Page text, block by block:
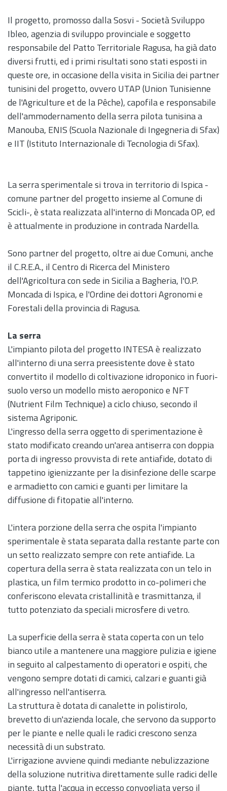
Il progetto, promosso dalla Sosvi - Società Sviluppo
Ibleo, agenzia di sviluppo provinciale e soggetto
responsabile del Patto Territoriale Ragusa, ha già dato
diversi frutti, ed i primi risultati sono stati esposti in
queste ore, in occasione della visita in Sicilia dei partner
tunisini del progetto, ovvero UTAP (Union Tunisienne
de l'Agriculture et de la Pêche), capofila e responsabile
dell'ammodernamento della serra pilota tunisina a
Manouba, ENIS (Scuola Nazionale di Ingegneria di Sfax)
e IIT (Istituto Internazionale di Tecnologia di Sfax).
La serra sperimentale si trova in territorio di Ispica -
comune partner del progetto insieme al Comune di
Scicli-, è stata realizzata all'interno di Moncada OP, ed
è attualmente in produzione in contrada Nardella.
Sono partner del progetto, oltre ai due Comuni, anche
il C.R.E.A., il Centro di Ricerca del Ministero
dell'Agricoltura con sede in Sicilia a Bagheria, l'O.P.
Moncada di Ispica, e l'Ordine dei dottori Agronomi e
Forestali della provincia di Ragusa.
La serra
L'impianto pilota del progetto INTESA è realizzato
all'interno di una serra preesistente dove è stato
convertito il modello di coltivazione idroponico in fuori-
suolo verso un modello misto aeroponico e NFT
(Nutrient Film Technique) a ciclo chiuso, secondo il
sistema Agriponic.
L'ingresso della serra oggetto di sperimentazione è
stato modificato creando un'area antiserra con doppia
porta di ingresso provvista di rete antiafide, dotato di
tappetino igienizzante per la disinfezione delle scarpe
e armadietto con camici e guanti per limitare la
diffusione di fitopatie all'interno.
L'intera porzione della serra che ospita l'impianto
sperimentale è stata separata dalla restante parte con
un setto realizzato sempre con rete antiafide. La
copertura della serra è stata realizzata con un telo in
plastica, un film termico prodotto in co-polimeri che
conferiscono elevata cristallinità e trasmittanza, il
tutto potenziato da speciali microsfere di vetro.
La superficie della serra è stata coperta con un telo
bianco utile a mantenere una maggiore pulizia e igiene
in seguito al calpestamento di operatori e ospiti, che
vengono sempre dotati di camici, calzari e guanti già
all'ingresso nell'antiserra.
La struttura è dotata di canalette in polistirolo,
brevetto di un'azienda locale, che servono da supporto
per le piante e nelle quali le radici crescono senza
necessità di un substrato.
L'irrigazione avviene quindi mediante nebulizzazione
della soluzione nutritiva direttamente sulle radici delle
piante, tutta l'acqua in eccesso convogliata verso il